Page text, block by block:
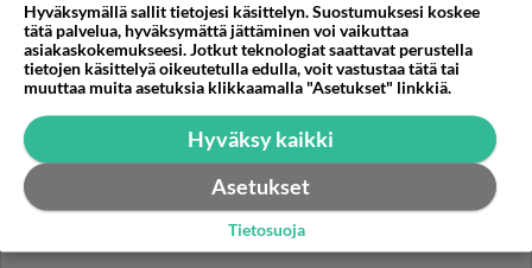
Tämä helppo arkiruoka ei jää
syömättä!
Hyväksymällä sallit tietojesi käsittelyn. Suostumuksesi koskee
tätä palvelua, hyväksymättä jättäminen voi vaikuttaa
asiakaskokemukseesi. Jotkut teknologiat saattavat perustella
tietojen käsittelyä oikeutetulla edulla, voit vastustaa tätä tai
muuttaa muita asetuksia klikkaamalla "Asetukset" linkkiä.
Hyväksy kaikki
Asetukset
Tietosuoja